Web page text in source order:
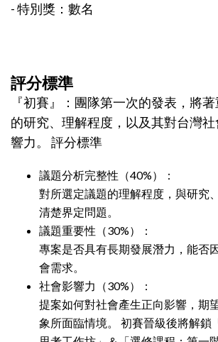
- 特別獎：數名
評分標準
『初賽』：團隊第一次的發表，將
的研究、理解程度，以及其對台灣
響力。 評分標準
議題分析完整性（40%）：
對所選定議題的理解程度，與研究
清楚界定問題。
議題重要性（30%）：
專案是否具有長期發展潛力，能否
會需求。
社會影響力（30%）：
提案如何對社會產生正向影響，期
象所面臨情境。 初賽晉級後將解鎖